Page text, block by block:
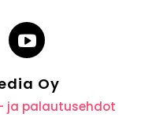
Oy
ja palautusehdot